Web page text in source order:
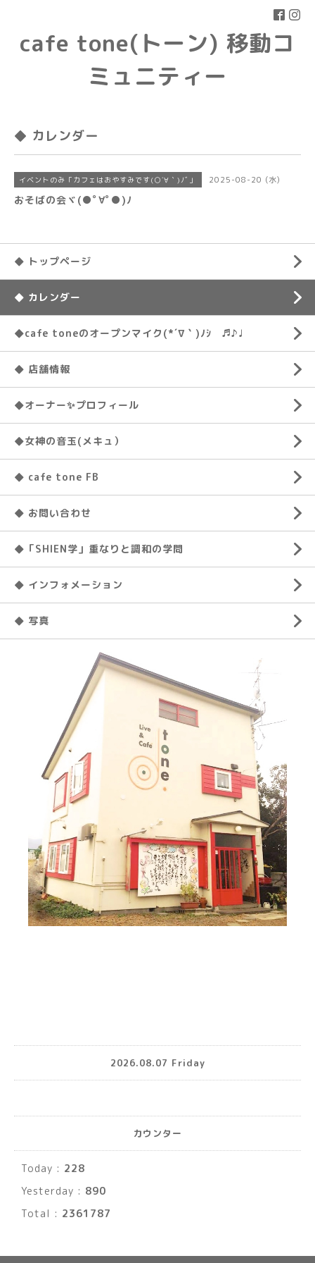
cafe tone(トーン) 移動コ
ミュニティー
◆ カレンダー
イベントのみ「カフェはおやすみです(○´∀｀)ﾉﾞ」 2025-08-20 (水)
おそばの会ヾ(●ﾟ∀ﾟ●)ﾉ
◆ トップページ
◆ カレンダー
◆cafe toneのオープンマイク(*´∇｀)ﾉｼ ♬♪♩
◆ 店舗情報
◆オーナー✨プロフィール
◆女神の音玉(メキュ）
◆ cafe tone FB
◆ お問い合わせ
◆「SHIEN学」重なりと調和の学問
◆ インフォメーション
◆ 写真
2026.08.07 Friday
カウンター
Today : 228
Yesterday : 890
Total : 2361787